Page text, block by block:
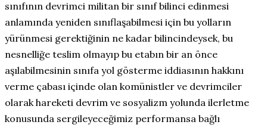
sınıfının devrimci militan bir sınıf bilinci edinmesi
anlamında yeniden sınıflaşabilmesi için bu yolların
yürünmesi gerektiğinin ne kadar bilincindeysek, bu
nesnelliğe teslim olmayıp bu etabın bir an önce
aşılabilmesinin sınıfa yol gösterme iddiasının hakkını
verme çabası içinde olan komünistler ve devrimciler
olarak hareketi devrim ve sosyalizm yolunda ilerletme
konusunda sergileyeceğimiz performansa bağlı